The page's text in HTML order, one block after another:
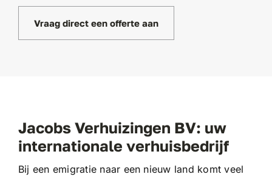
Vraag direct een offerte aan
Jacobs Verhuizingen BV: uw
internationale verhuisbedrijf
Bij een emigratie naar een nieuw land komt veel